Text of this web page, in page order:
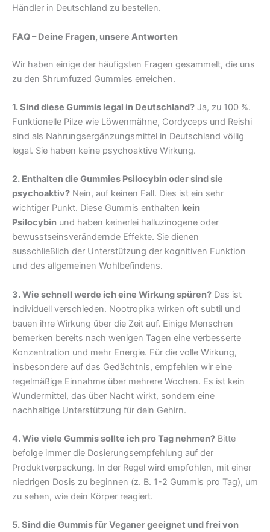
Händler in Deutschland zu bestellen.
FAQ – Deine Fragen, unsere Antworten
Wir haben einige der häufigsten Fragen gesammelt, die uns
zu den Shrumfuzed Gummies erreichen.
1. Sind diese Gummis legal in Deutschland? Ja, zu 100 %.
Funktionelle Pilze wie Löwenmähne, Cordyceps und Reishi
sind als Nahrungsergänzungsmittel in Deutschland völlig
legal. Sie haben keine psychoaktive Wirkung.
2. Enthalten die Gummies Psilocybin oder sind sie
psychoaktiv? Nein, auf keinen Fall. Dies ist ein sehr
wichtiger Punkt. Diese Gummis enthalten kein
Psilocybin und haben keinerlei halluzinogene oder
bewusstseinsverändernde Effekte. Sie dienen
ausschließlich der Unterstützung der kognitiven Funktion
und des allgemeinen Wohlbefindens.
3. Wie schnell werde ich eine Wirkung spüren? Das ist
individuell verschieden. Nootropika wirken oft subtil und
bauen ihre Wirkung über die Zeit auf. Einige Menschen
bemerken bereits nach wenigen Tagen eine verbesserte
Konzentration und mehr Energie. Für die volle Wirkung,
insbesondere auf das Gedächtnis, empfehlen wir eine
regelmäßige Einnahme über mehrere Wochen. Es ist kein
Wundermittel, das über Nacht wirkt, sondern eine
nachhaltige Unterstützung für dein Gehirn.
4. Wie viele Gummis sollte ich pro Tag nehmen? Bitte
befolge immer die Dosierungsempfehlung auf der
Produktverpackung. In der Regel wird empfohlen, mit einer
niedrigen Dosis zu beginnen (z. B. 1-2 Gummis pro Tag), um
zu sehen, wie dein Körper reagiert.
5. Sind die Gummis für Veganer geeignet und frei von